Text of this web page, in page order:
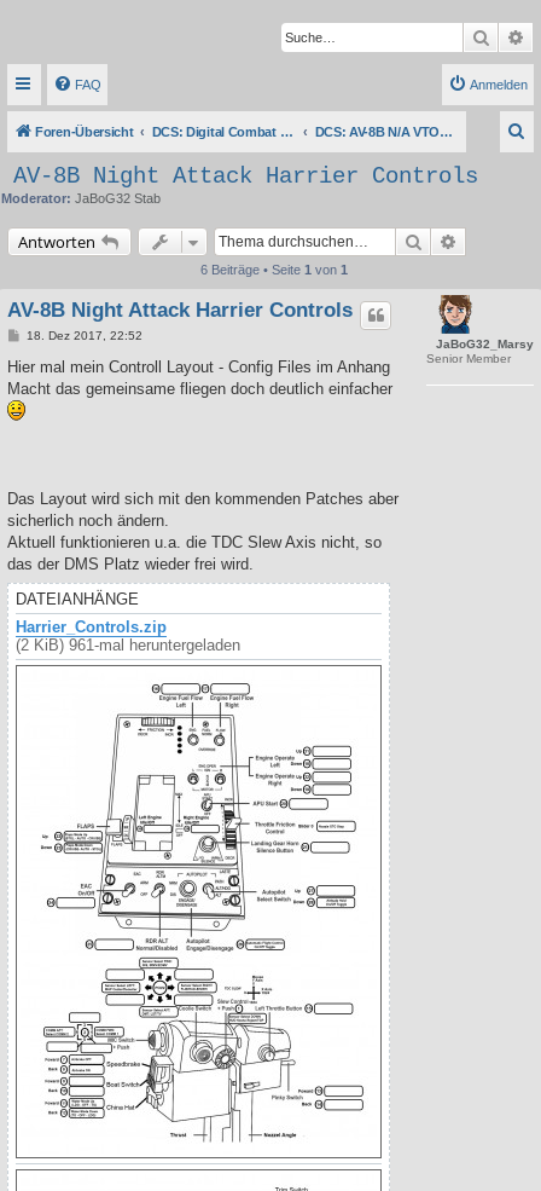
Suche
FAQ Anmelden
Foren-Übersicht DCS: Digital Combat Simulator Series DCS: AV-8B N/A VTOL Harrier II
AV-8B Night Attack Harrier Controls
Moderator: JaBoG32 Stab
Antworten Suche
6 Beiträge • Seite 1 von 1
JaBoG32_Marsy
Senior Member
AV-8B Night Attack Harrier Controls
B
i
r
a
g
18. Dez 2017, 22:52
Hier mal mein Controll Layout - Config Files im Anhang
Macht das gemeinsame fliegen doch deutlich einfacher
Das Layout wird sich mit den kommenden Patches aber
sicherlich noch ändern.
Aktuell funktionieren u.a. die TDC Slew Axis nicht, so
das der DMS Platz wieder frei wird.
DATEIANHÄNGE
Harrier_Controls.zip
(2 KiB) 961-mal heruntergeladen